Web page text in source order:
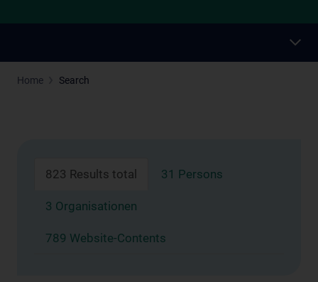
Home Search
823 Results total 31 Persons
3 Organisationen
789 Website-Contents